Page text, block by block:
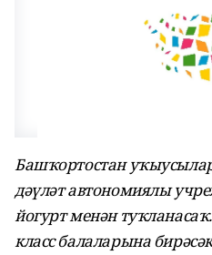
Башҡортостан
дәүләт автономиялы
йогурт менән
класс балаларына